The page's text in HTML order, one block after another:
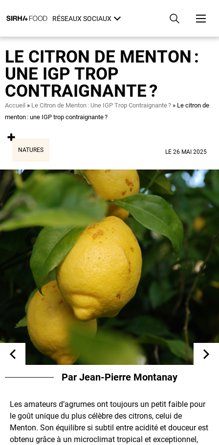
au
principal
RÉSEAUX SOCIAUX
LE CITRON DE MENTON :
UNE IGP TROP
CONTRAIGNANTE ?
Fil
d'Ariane
Accueil Le Citron de Menton : Une IGP Trop Contraignante ?
Le citron de
menton : une IGP trop contraignante ?
NATURES LE 26 MAI 2025
Par Jean-Pierre Montanay
Les amateurs d’agrumes ont toujours un petit faible pour
le goût unique du plus célèbre des citrons, celui de
Menton. Son équilibre si subtil entre acidité et douceur est
obtenu grâce à un microclimat tropical et exceptionnel,